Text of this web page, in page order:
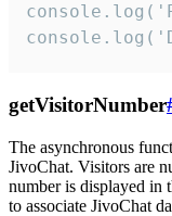
getVisitorNumber
The asynchronous
JivoChat. Visitors are
number is displayed in
to associate JivoChat